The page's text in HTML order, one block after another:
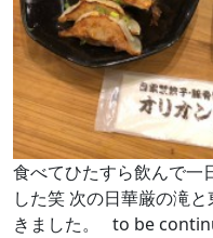
食べてひたすら飲んで一
した笑 次の日華厳の滝
きました。 to be